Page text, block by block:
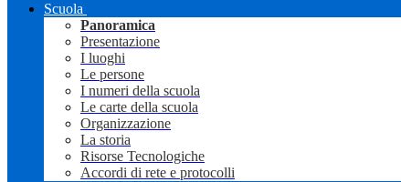
Scuola
Panoramica
Presentazione
I luoghi
Le persone
I numeri della scuola
Le carte della scuola
Organizzazione
La storia
Risorse Tecnologiche
Accordi di rete e protocolli